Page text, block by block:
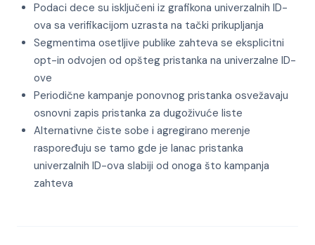
Podaci dece su isključeni iz grafikona univerzalnih ID-
ova sa verifikacijom uzrasta na tački prikupljanja
Segmentima osetljive publike zahteva se eksplicitni
opt-in odvojen od opšteg pristanka na univerzalne ID-
ove
Periodične kampanje ponovnog pristanka osvežavaju
osnovni zapis pristanka za dugoživuće liste
Alternativne čiste sobe i agregirano merenje
raspoređuju se tamo gde je lanac pristanka
univerzalnih ID-ova slabiji od onoga što kampanja
zahteva